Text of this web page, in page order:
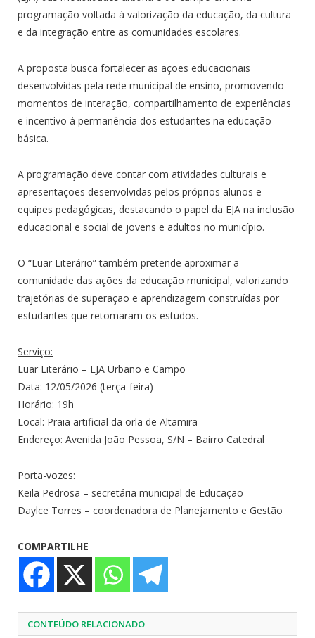
programação voltada à valorização da educação, da cultura
e da integração entre as comunidades escolares.
A proposta busca fortalecer as ações educacionais
desenvolvidas pela rede municipal de ensino, promovendo
momentos de interação, compartilhamento de experiências
e incentivo à permanência dos estudantes na educação
básica.
A programação deve contar com atividades culturais e
apresentações desenvolvidas pelos próprios alunos e
equipes pedagógicas, destacando o papel da EJA na inclusão
educacional e social de jovens e adultos no município.
O “Luar Literário” também pretende aproximar a
comunidade das ações da educação municipal, valorizando
trajetórias de superação e aprendizagem construídas por
estudantes que retomaram os estudos.
Serviço:
Luar Literário – EJA Urbano e Campo
Data: 12/05/2026 (terça-feira)
Horário: 19h
Local: Praia artificial da orla de Altamira
Endereço: Avenida João Pessoa, S/N – Bairro Catedral
Porta-vozes:
Keila Pedrosa – secretária municipal de Educação
Daylce Torres – coordenadora de Planejamento e Gestão
COMPARTILHE
CONTEÚDO RELACIONADO